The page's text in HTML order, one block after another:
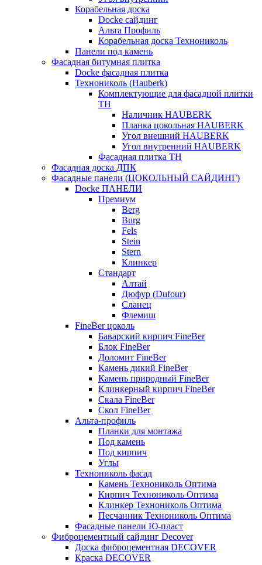
Корабельная доска
Docke сайдинг
Альта Профиль
Корабельная доска Технониколь
Панели под камень
Фасадная битумная плитка
Docke фасадная плитка
Технониколь (Hauberk)
Комплектующие для фасадной плитки
ТН
Наличник HAUBERK
Планка цокольная HAUBERK
Угол внешний HAUBERK
Угол внутренний HAUBERK
Фасадная плитка ТН
Фасадная доска ДПК
Фасадные панели (ЦОКОЛЬНЫЙ САЙДИНГ)
Docke ПАНЕЛИ
Премиум
Berg
Burg
Fels
Stein
Stern
Клинкер
Стандарт
Алтай
Дюфур (Dufour)
Сланец
Флемиш
FineBer цоколь
Баварский кирпич FineBer
Блок FineBer
Доломит FineBer
Камень дикий FineBer
Камень природный FineBer
Клинкерный кирпич FineBer
Скала FineBer
Скол FineBer
Альта-профиль
Планки для монтажа
Под камень
Под кирпич
Углы
Технониколь фасад
Камень Технониколь Оптима
Кирпич Технониколь Оптима
Клинкер Технониколь Оптима
Песчанник Технониколь Оптима
Фасадные панели Ю-пласт
Фиброцементный сайдинг Decover
Доска фиброцементная DECOVER
Краска DECOVER